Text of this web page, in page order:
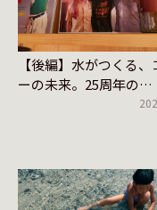
【後編】水がつくる、
ーの未来。25周年の
SlowCoffeeをタドる